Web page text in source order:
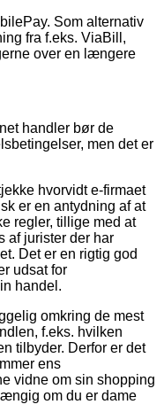
Som alternativ
fra f.eks. ViaBill,
over en længere
handler bør de
men det er
hvorvidt e-firmaet
er en antydning af at
regler, tillige med at
af jurister der har
Det er en rigtig god
udsat for
handel.
omkring de mest
f.eks. hvilken
tilbyder. Derfor er det
ens
vidne om sin shopping
om du er dame